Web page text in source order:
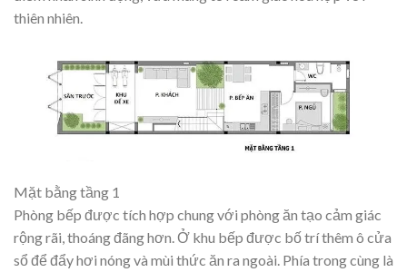
thiên nhiên.
Mặt bằng tầng 1
Phòng bếp được tích hợp chung với phòng ăn tạo cảm giác
rộng rãi, thoáng đãng hơn. Ở khu bếp được bố trí thêm ô cửa
sổ để đẩy hơi nóng và mùi thức ăn ra ngoài. Phía trong cùng là